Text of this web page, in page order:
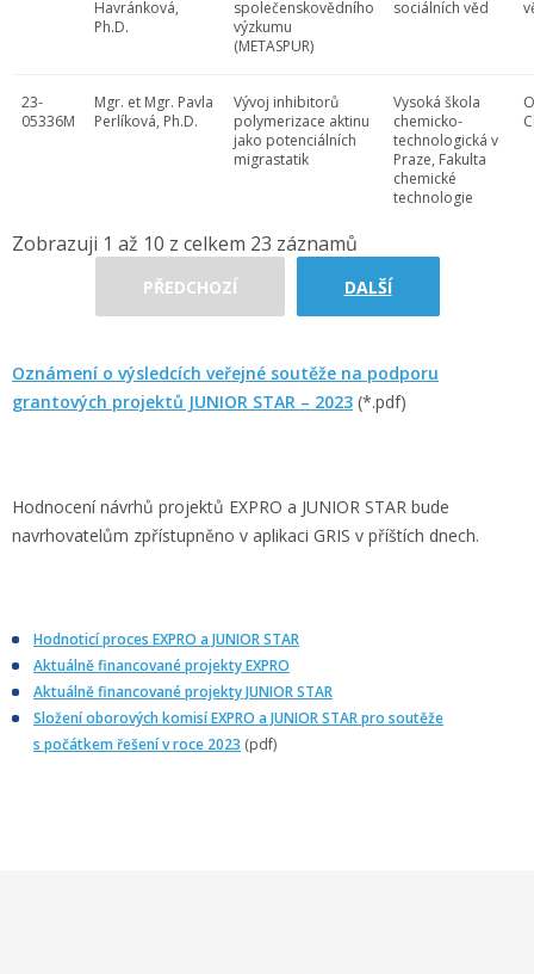
Havránková,
Ph.D.
společenskovědního
výzkumu
(METASPUR)
sociálních věd
23-
05336M
Mgr. et Mgr. Pavla
Perlíková, Ph.D.
Vývoj inhibitorů
polymerizace aktinu
jako potenciálních
migrastatik
Vysoká škola
chemicko-
technologická v
Praze, Fakulta
chemické
technologie
Zobrazuji 1 až 10 z celkem 23 záznamů
PŘEDCHOZÍ DALŠÍ
Oznámení o výsledcích veřejné soutěže na podporu
grantových projektů JUNIOR STAR – 2023 (*.pdf)
Hodnocení návrhů projektů EXPRO a JUNIOR STAR bude
navrhovatelům zpřístupněno v aplikaci GRIS v příštích dnech.
Hodnoticí proces EXPRO a JUNIOR STAR
Aktuálně financované projekty EXPRO
Aktuálně financované projekty JUNIOR STAR
Složení oborových komisí EXPRO a JUNIOR STAR pro soutěže
s počátkem řešení v roce 2023 (pdf)